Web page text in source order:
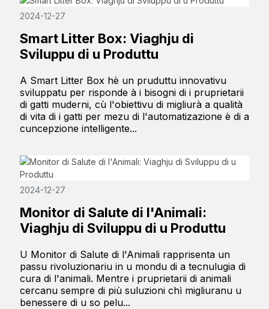
2024-12-27
Smart Litter Box: Viaghju di
Sviluppu di u Produttu
A Smart Litter Box hè un pruduttu innovativu
sviluppatu per risponde à i bisogni di i pruprietarii
di gatti muderni, cù l'obiettivu di migliurà a qualità
di vita di i gatti per mezu di l'automatizazione è di a
cuncepzione intelligente...
2024-12-27
Monitor di Salute di l'Animali:
Viaghju di Sviluppu di u Produttu
U Monitor di Salute di l'Animali rapprisenta un
passu rivoluzionariu in u mondu di a tecnulugia di
cura di l'animali. Mentre i pruprietarii di animali
cercanu sempre di più suluzioni chì migliuranu u
benessere di u so pelu...